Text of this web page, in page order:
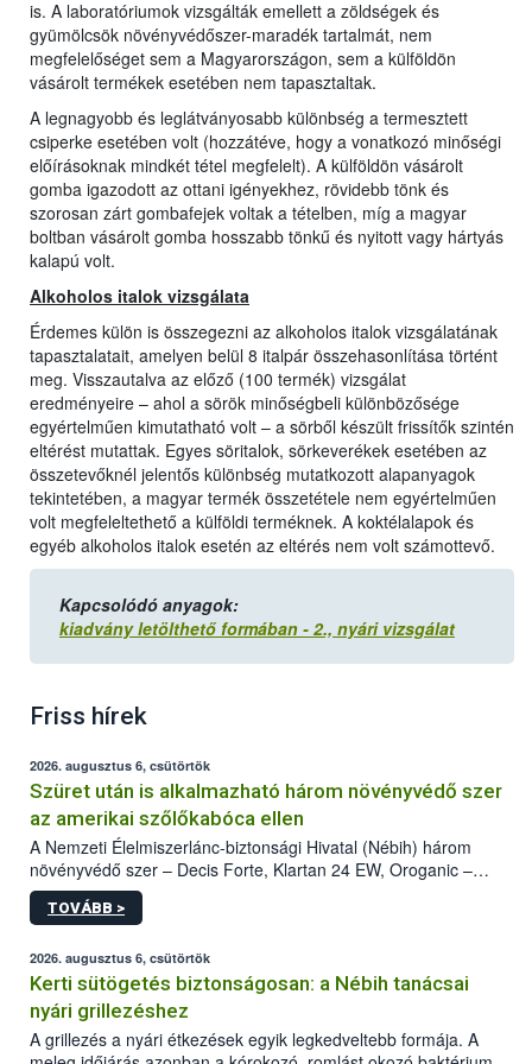
is. A laboratóriumok vizsgálták emellett a zöldségek és
gyümölcsök növényvédőszer-maradék tartalmát, nem
megfelelőséget sem a Magyarországon, sem a külföldön
vásárolt termékek esetében nem tapasztaltak.
A legnagyobb és leglátványosabb különbség a termesztett
csiperke esetében volt (hozzátéve, hogy a vonatkozó minőségi
előírásoknak mindkét tétel megfelelt). A külföldön vásárolt
gomba igazodott az ottani igényekhez, rövidebb tönk és
szorosan zárt gombafejek voltak a tételben, míg a magyar
boltban vásárolt gomba hosszabb tönkű és nyitott vagy hártyás
kalapú volt.
Alkoholos italok vizsgálata
Érdemes külön is összegezni az alkoholos italok vizsgálatának
tapasztalatait, amelyen belül 8 italpár összehasonlítása történt
meg. Visszautalva az előző (100 termék) vizsgálat
eredményeire – ahol a sörök minőségbeli különbözősége
egyértelműen kimutatható volt – a sörből készült frissítők szintén
eltérést mutattak. Egyes söritalok, sörkeverékek esetében az
összetevőknél jelentős különbség mutatkozott alapanyagok
tekintetében, a magyar termék összetétele nem egyértelműen
volt megfeleltethető a külföldi terméknek. A koktélalapok és
egyéb alkoholos italok esetén az eltérés nem volt számottevő.
Kapcsolódó anyagok:
kiadvány letölthető formában - 2., nyári vizsgálat
Friss hírek
2026. augusztus 6, csütörtök
Szüret után is alkalmazható három növényvédő szer
az amerikai szőlőkabóca ellen
A Nemzeti Élelmiszerlánc-biztonsági Hivatal (Nébih) három
növényvédő szer – Decis Forte, Klartan 24 EW, Oroganic –
engedélyokiratát módosította, így azok a szüretet követően,
egészen a vesszőérettség (BBCH 91) stádiumáig
érésű szőlőkben is legyen lehetőség a károsító elleni további
védekezésre. Az Oroganic készítmény kis kiszerelésben kiskerti
felhasználók számára is elérhető és ökológiai termesztésben is
engedélyezett.
TOVÁBB >
2026. augusztus 6, csütörtök
Kerti sütögetés biztonságosan: a Nébih tanácsai
nyári grillezéshez
A grillezés a nyári étkezések egyik legkedveltebb formája. A